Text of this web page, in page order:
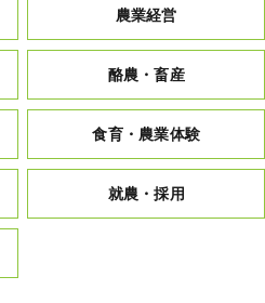
農業経営
酪農・畜産
食育・農業体験
就農・採用